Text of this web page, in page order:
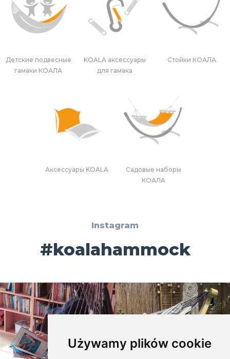
Używamy plików cookie
Детские подвесные
гамаки КОАЛА
KOALA аксессуары
для гамака
Стойки КОАЛА
Аксессуары KOALA
Садовые наборы
КОАЛА
Instagram
#koalahammock